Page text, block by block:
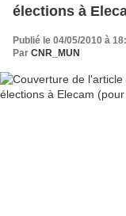
élections à
Publié le 04/05/2010 à
Par CNR_MUN